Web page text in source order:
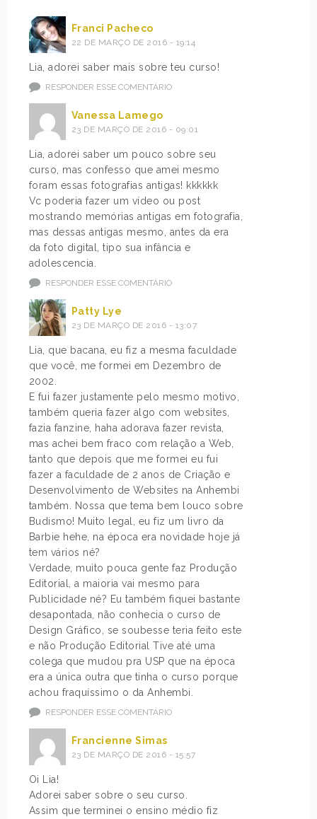
Franci Pacheco
22 DE MARÇO DE 2016 - 19:14
Lia, adorei saber mais sobre teu curso!
RESPONDER ESSE COMENTÁRIO
Vanessa Lamego
23 DE MARÇO DE 2016 - 09:01
Lia, adorei saber um pouco sobre seu
curso, mas confesso que amei mesmo
foram essas fotografias antigas! kkkkkk
Vc poderia fazer um vídeo ou post
mostrando memórias antigas em fotografia,
mas dessas antigas mesmo, antes da era
da foto digital, tipo sua infância e
adolescencia.
RESPONDER ESSE COMENTÁRIO
Patty Lye
23 DE MARÇO DE 2016 - 13:07
Lia, que bacana, eu fiz a mesma faculdade
que você, me formei em Dezembro de
2002.
E fui fazer justamente pelo mesmo motivo,
também queria fazer algo com websites,
fazia fanzine, haha adorava fazer revista,
mas achei bem fraco com relação a Web,
tanto que depois que me formei eu fui
fazer a faculdade de 2 anos de Criação e
Desenvolvimento de Websites na Anhembi
também. Nossa que tema bem louco sobre
Budismo! Muito legal, eu fiz um livro da
Barbie hehe, na época era novidade hoje já
tem vários né?
Verdade, muito pouca gente faz Produção
Editorial, a maioria vai mesmo para
Publicidade né? Eu também fiquei bastante
desapontada, não conhecia o curso de
Design Gráfico, se soubesse teria feito este
e não Produção Editorial Tive até uma
colega que mudou pra USP que na época
era a única outra que tinha o curso porque
achou fraquíssimo o da Anhembi.
RESPONDER ESSE COMENTÁRIO
Francienne Simas
23 DE MARÇO DE 2016 - 15:57
Oi Lia!
Adorei saber sobre o seu curso.
Assim que terminei o ensino médio fiz